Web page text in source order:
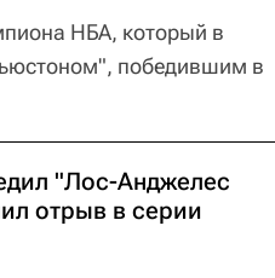
НБА, который в
победившим в
"Лос-Анджелес
отрыв в серии